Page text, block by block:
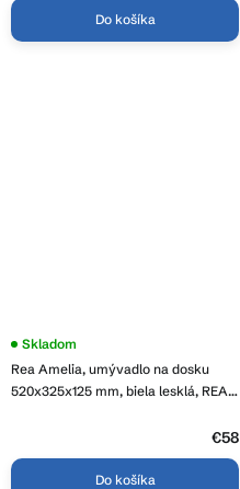
Do košíka
Rea Amelia, umývadlo na dosku
520x325x125 mm, biela lesklá, REA-
Skladom
€58
Do košíka